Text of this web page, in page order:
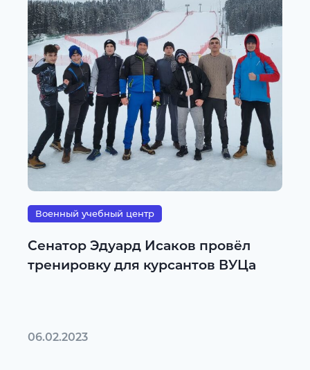
Военный учебный центр
Сенатор Эдуард Исаков провёл
тренировку для курсантов ВУЦа
06.02.2023